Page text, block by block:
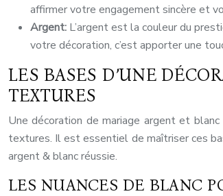
affirmer votre engagement sincère et
Argent: L’argent est la couleur du
votre décoration, c’est apporter une
LES BASES D’UNE
TEXTURES
Une décoration de mariage argent et
textures. Il est essentiel de maîtriser ces
argent & blanc réussie.
LES NUANCES DE BLANC